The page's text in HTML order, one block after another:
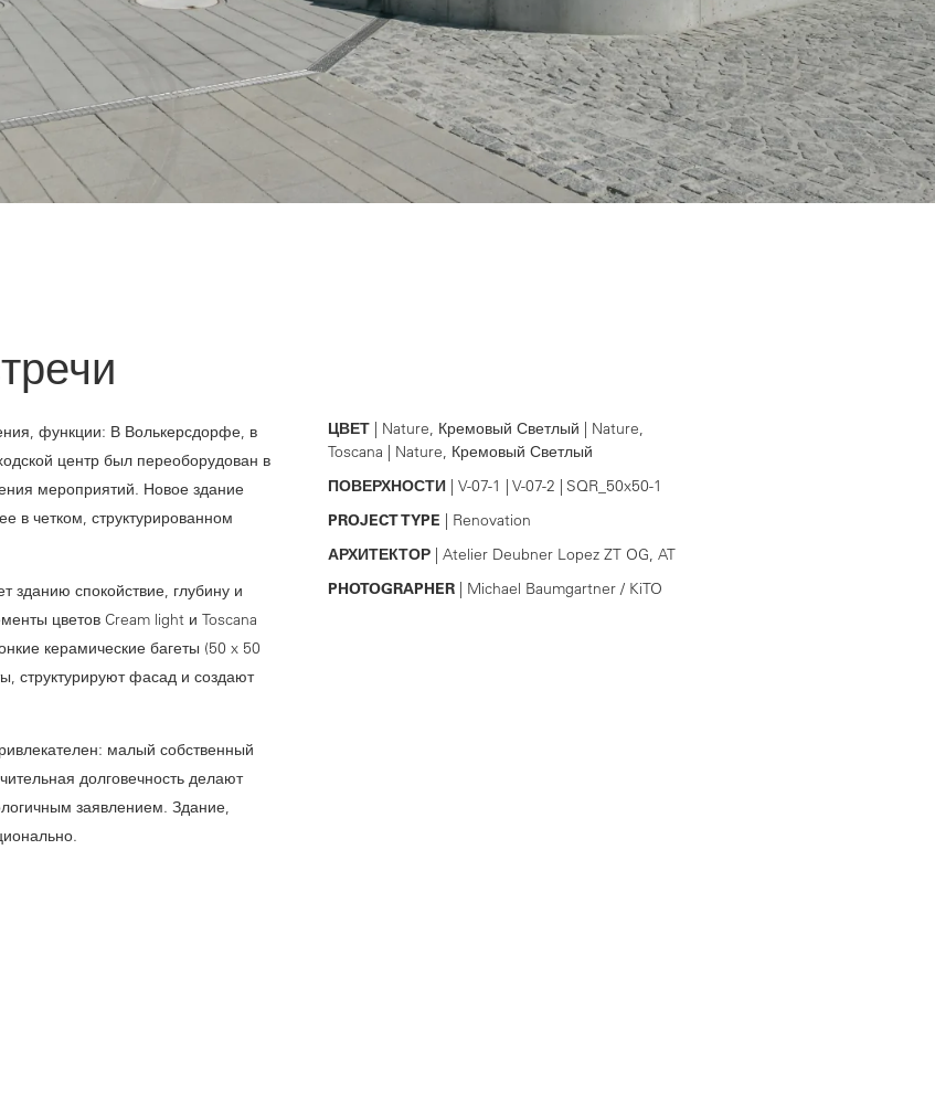
функции: В Волькерсдорфе, в
центр был переоборудован в
мероприятий. Новое здание
в четком, структурированном
зданию спокойствие, глубину и
цветов Cream light и Toscana
керамические багеты (50 x 50
структурируют фасад и создают
малый собственный
долговечность делают
заявлением. Здание,
ЦВЕТ| Nature, Кремовый Светлый | Nature,
Toscana | Nature, Кремовый Светлый
ПОВЕРХНОСТИ| V-07-1 | V-07-2 | SQR_50x50-1
PROJECT TYPE | Renovation
АРХИТЕКТОР| Atelier Deubner Lopez ZT OG, AT
PHOTOGRAPHER| Michael Baumgartner / KiTO